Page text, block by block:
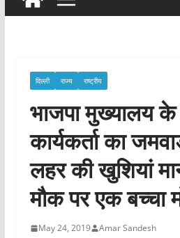
दिल्ली राज्य राष्ट्रीय
भाजपा मुख्यालय के
कार्यकर्ता का
लहर की खुशियां
मौक पर एक बच्चा
May 24, 2019 Amar Sandesh